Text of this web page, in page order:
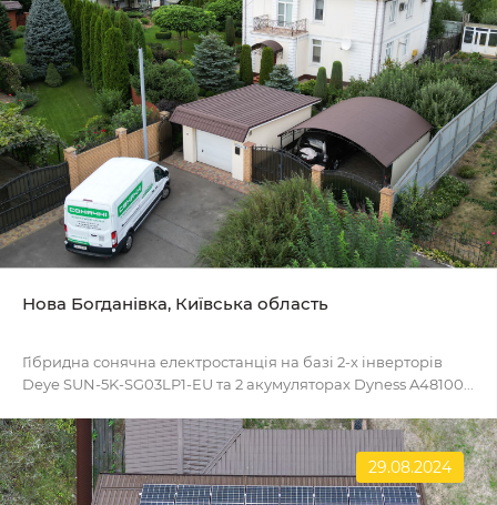
Нова Богданівка, Київська область
Гібридна сонячна електростанція на базі 2-х інверторів
Deye SUN-5K-SG03LP1-EU та 2 акумуляторах Dyness A48100...
29.08.2024